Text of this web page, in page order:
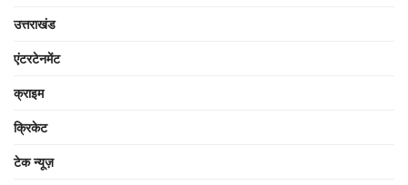
उत्तराखंड
एंटरटेनमेंट
क्राइम
क्रिकेट
टेक न्यूज़